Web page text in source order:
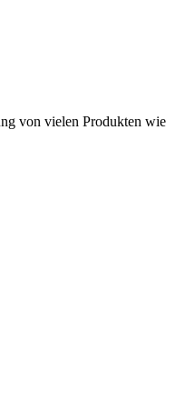
von vielen Produkten wie